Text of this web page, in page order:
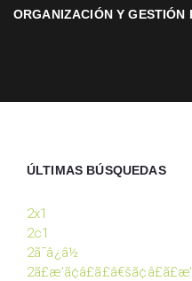
ORGANIZACIÓN Y GESTIÓN
ÚLTIMAS BÚSQUEDAS
2x1
2c1
2ã¯â¿â½